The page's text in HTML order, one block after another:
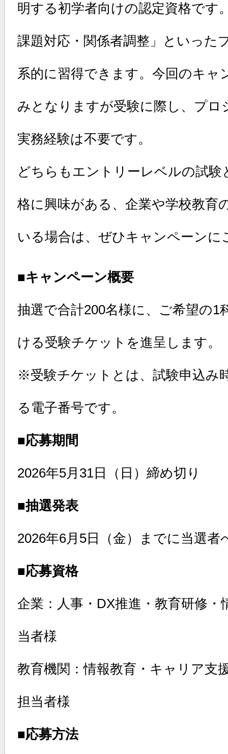
明する初学者向けの認定資格です
課題対応・関係者調整」といった
系的に習得できます。今回のキャ
みとなりますが受験に際し、プ
実務経験は不要です。
どちらもエントリーレベルの試
格に興味がある、企業や学校教育
いる場合は、ぜひキャンペーンに
■キャンペーン概要
抽選で合計200名様に、ご希望の1
ける受験チケットを進呈します。
※受験チケットとは、試験申込み
る電子番号です。
■応募期間
2026年5月31日（日）締め切り
■抽選発表
2026年6月5日（金）までに当選者
■応募資格
企業：人事・DX推進・教育研修
当者様
教育機関：情報教育・キャリア支
担当者様
■応募方法